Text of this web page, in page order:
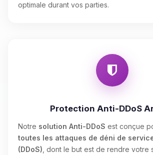
optimale durant vos parties.
Protection Anti-DDoS
Notre solution Anti-DDoS est conçue
toutes les attaques de déni de
(DDoS) , dont le but est de rendre votre